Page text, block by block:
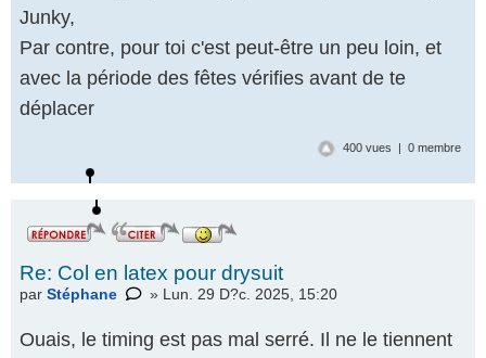
Junky,
Par contre, pour toi c'est peut-être un peu loin, et
avec la période des fêtes vérifies avant de te
déplacer
400 vues | 0 membre
Re: Col en latex pour drysuit
par Stéphane » Lun. 29 D?c. 2025, 15:20
Ouais, le timing est pas mal serré. Il ne le tiennent